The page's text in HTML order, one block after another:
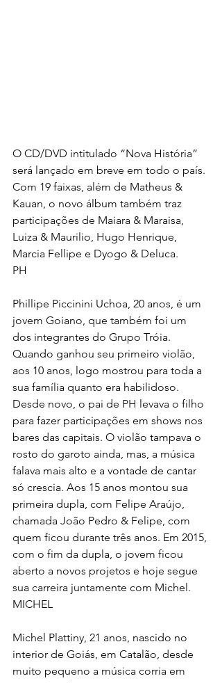
O CD/DVD intitulado “Nova História”
será lançado em breve em todo o país.
Com 19 faixas, além de Matheus &
Kauan, o novo álbum também traz
participações de Maiara & Maraisa,
Luiza & Maurilio, Hugo Henrique,
Marcia Fellipe e Dyogo & Deluca.
PH
Phillipe Piccinini Uchoa, 20 anos, é um
jovem Goiano, que também foi um
dos integrantes do Grupo Tróia.
Quando ganhou seu primeiro violão,
aos 10 anos, logo mostrou para toda a
sua família quanto era habilidoso.
Desde novo, o pai de PH levava o filho
para fazer participações em shows nos
bares das capitais. O violão tampava o
rosto do garoto ainda, mas, a música
falava mais alto e a vontade de cantar
só crescia. Aos 15 anos montou sua
primeira dupla, com Felipe Araújo,
chamada João Pedro & Felipe, com
quem ficou durante três anos. Em 2015,
com o fim da dupla, o jovem ficou
aberto a novos projetos e hoje segue
sua carreira juntamente com Michel.
MICHEL
Michel Plattiny, 21 anos, nascido no
interior de Goiás, em Catalão, desde
muito pequeno a música corria em